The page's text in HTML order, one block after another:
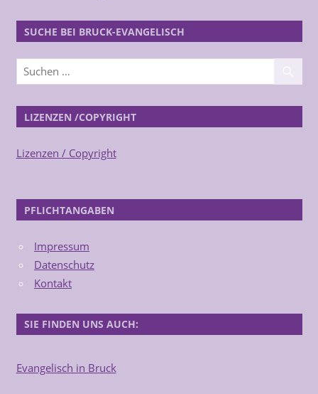
SUCHE BEI BRUCK-EVANGELISCH
LIZENZEN /COPYRIGHT
Lizenzen / Copyright
PFLICHTANGABEN
Impressum
Datenschutz
Kontakt
SIE FINDEN UNS AUCH:
Evangelisch in Bruck